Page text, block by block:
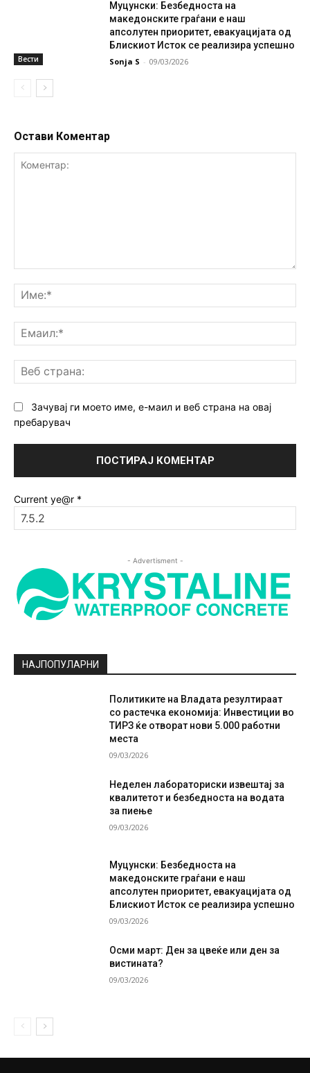
Вести
Муцунски: Безбедноста на
македонските граѓани е наш
апсолутен приоритет, евакуацијата од
Блискиот Исток се реализира успешно
Sonja S - 09/03/2026
Остави Коментар
Зачувај ги моето име, е-маил и веб страна на овај
пребарувач
Current ye@r *
- Advertisment -
НАЈПОПУЛАРНИ
Политиките на Владата резултираат
со растечка економија: Инвестиции во
ТИРЗ ќе отворат нови 5.000 работни
места
09/03/2026
Неделен лабораториски извештај за
квалитетот и безбедноста на водата
за пиење
09/03/2026
Муцунски: Безбедноста на
македонските граѓани е наш
апсолутен приоритет, евакуацијата од
Блискиот Исток се реализира успешно
09/03/2026
Осми март: Ден за цвеќе или ден за
вистината?
09/03/2026